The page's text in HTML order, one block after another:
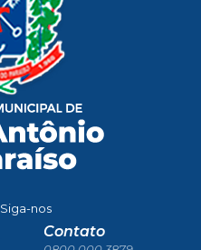
Siga-nos
Contato